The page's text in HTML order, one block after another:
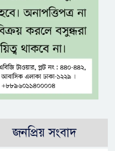
জনপ্রিয় সংবাদ